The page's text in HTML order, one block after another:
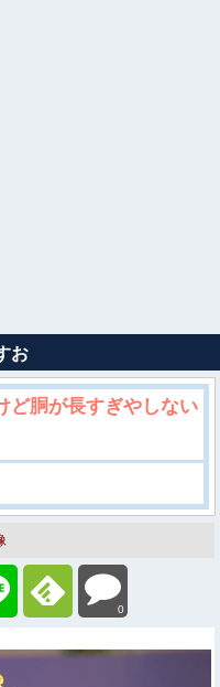
お
ど胴が長すぎやしない
0